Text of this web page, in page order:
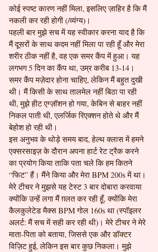
कोई स्पष्ट कारण नहीं मिला, इसलिए ज़ाहिर है कि मैं
नकली कर रही होगी (/व्यंग्य)।
पहली बार मुझे सच में यह स्वीकार करना याद है कि
मैं दूसरों के साथ कदम नहीं मिला पा रही हूँ और मेरा
शरीर ठीक नहीं है, वह एक समर कैंप में हुआ। यह
लगभग 5 दिन का कैंप था, उम्र करीब 13-14।
समर कैंप मज़ेदार होना चाहिए, लेकिन मैं बहुत दुखी
थी। मैं किसी के साथ तालमेल नहीं बिठा पा रही
थी, मुझे हीट एग्ज़ॉशन हो गया, केबिन से बाहर नहीं
निकल पाती थी, एलर्जिक रिएक्शन होते थे और मैं
बेहोश हो रही थी।
इस अनुभव के थोड़े समय बाद, हेल्थ क्लास में हमने
एक्सरसाइज़ के दौरान अपना हार्ट रेट ट्रैक करने
का प्रयोग किया ताकि पता चले कि हम कितने
“फिट” हैं। मैंने किया और मेरा BPM 200s में था।
मेरे टीचर ने मुझसे यह टेस्ट 3 बार दोबारा करवाया
क्योंकि उन्हें लगा मैं ग़लत कर रही हूँ, क्योंकि मेरा
कैलकुलेटेड मैक्स BPM गोल 160s था (स्पॉइलर
अलर्ट: मैं सच में सही कर रही थी)। मेरे टीचर ने मेरे
माता-पिता को बताया, जिससे एक और डॉक्टर
विज़िट हुई, लेकिन इस बार कुछ निकला। मुझे